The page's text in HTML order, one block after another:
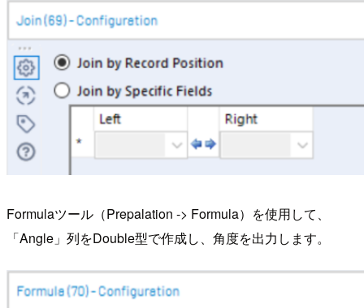
Formulaツール（Prepalation -> Formula）を使用して、
「Angle」列をDouble型で作成し、角度を出力します。